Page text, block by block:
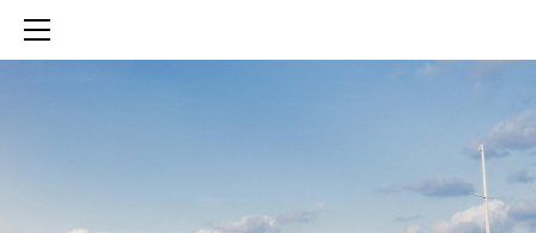
SERVICES
知財活動のROICへの貢献